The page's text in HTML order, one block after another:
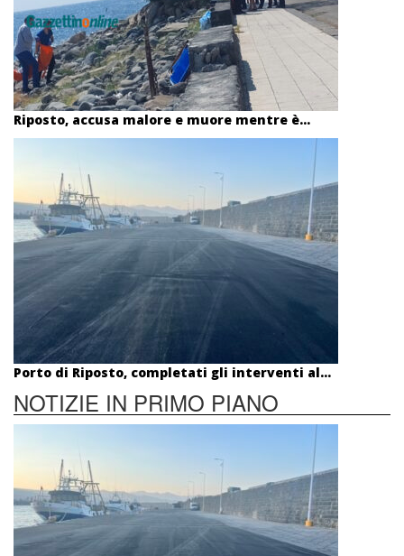
Riposto, accusa malore e muore mentre è...
Porto di Riposto, completati gli interventi al...
NOTIZIE IN PRIMO PIANO